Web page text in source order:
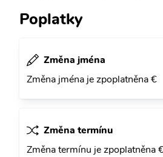
Poplatky
Změna jména
Změna jména je zpoplatněna €
Změna termínu
Změna termínu je zpoplatněna